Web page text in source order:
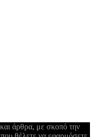
άρθρα, με σκοπό την